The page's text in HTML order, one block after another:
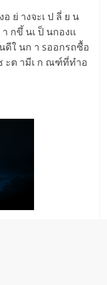
ย่ างจะเ ป ลี่ ย น
กขึ้ นเ ป็ นกองเเ
ดีใ นก า sออกรถซื้อ
ะต ามีเ ก ณฑ์ที่ทำอ